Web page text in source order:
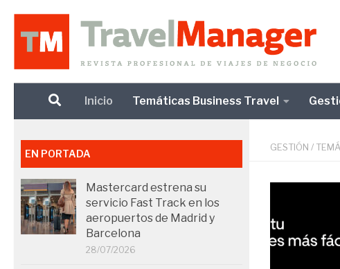
Debajo del contenido
Inicio Temáticas Business Travel
GESTIÓN /
EN PORTADA
Mastercard estrena su
servicio Fast Track en los
aeropuertos de Madrid y
Barcelona
28/07/2026